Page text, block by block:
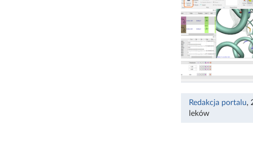
Redakcja portalu,
leków